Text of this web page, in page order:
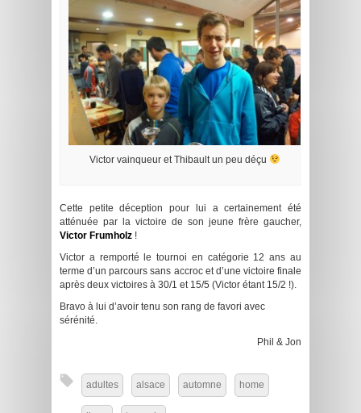
Victor vainqueur et Thibault un peu déçu
Cette petite déception pour lui a certainement été
atténuée par la victoire de son jeune frère gaucher,
Victor Frumholz !
Victor a remporté le tournoi en catégorie 12 ans au
terme d’un parcours sans accroc et d’une victoire finale
après deux victoires à 30/1 et 15/5 (Victor étant 15/2 !).
Bravo à lui d’avoir tenu son rang de favori avec
sérénité.
Phil & Jon
adultes alsace automne home